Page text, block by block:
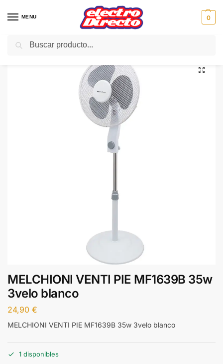
MENU 0
Inicio Climatización / Ventiladores
MELCHIONI VENTI PIE MF1639B 35w
3velo blanco
24,90 €
MELCHIONI VENTI PIE MF1639B 35w 3velo blanco
1 disponibles